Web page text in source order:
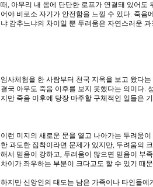
때, 아무리 내 몸에 단단한 로프가 연결돼 있어도
어야 비로소 자기가 안전함을 느낄 수 있다. 죽음
냐 감추느냐의 차이일 뿐 두려움은 자연스러운 과
임사체험을 한 사람부터 천국 지옥을 보고 왔다
결국 아무도 죽음 이후를 보지 못했다는 의미다.
지만 죽음 이후에 당장 마주할 구체적인 일들은
이런 미지의 새로운 문을 열고 나아가는 두려움
한 과도한 집착이라면 문제가 있지만, 두려움의
해서 믿음이 강하고, 두려움이 많으면 믿음이 부
차이가 좌우하는 부분이 크다고도 할 수 있기 때
하지만 신앙인의 태도는 남은 가족이나 타인들